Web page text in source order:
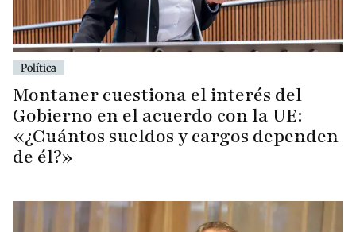
Política
Montaner cuestiona el interés del
Gobierno en el acuerdo con la UE:
«¿Cuántos sueldos y cargos dependen
de él?»